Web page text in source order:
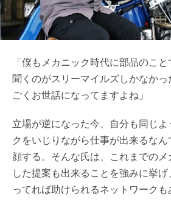
「僕もメカニック時代に部品のこ
聞くのがスリーマイルズしかなか
ごくお世話になってますよね」
立場が逆になった今、自分も同じよ
クをいじりながら仕事が出来るな
顔する。そんな氏は、これまでの
した提案も出来ることを強みに挙
ってれば助けられるネットワークも